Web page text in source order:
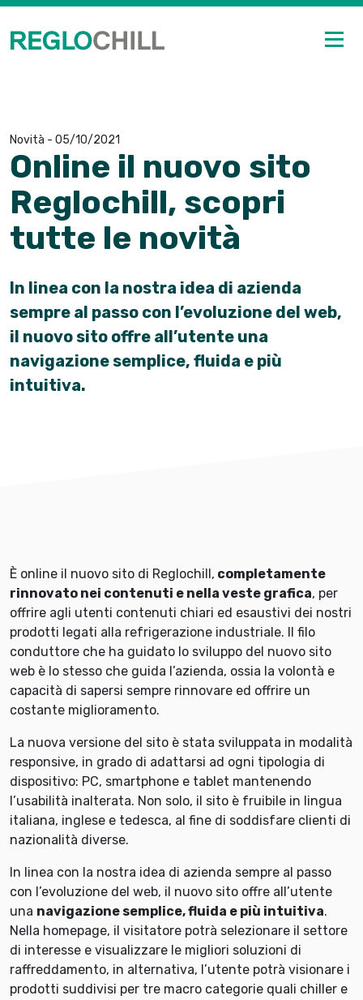
Novità - 05/10/2021
Online il nuovo sito
Reglochill, scopri
tutte le novità
In linea con la nostra idea di azienda
sempre al passo con l’evoluzione del web,
il nuovo sito offre all’utente una
navigazione semplice, fluida e più
intuitiva.
È online il nuovo sito di Reglochill, completamente
rinnovato nei contenuti e nella veste grafica, per
offrire agli utenti contenuti chiari ed esaustivi dei nostri
prodotti legati alla refrigerazione industriale. Il filo
conduttore che ha guidato lo sviluppo del nuovo sito
web è lo stesso che guida l’azienda, ossia la volontà e
capacità di sapersi sempre rinnovare ed offrire un
costante miglioramento.
La nuova versione del sito è stata sviluppata in modalità
responsive, in grado di adattarsi ad ogni tipologia di
dispositivo: PC, smartphone e tablet mantenendo
l’usabilità inalterata. Non solo, il sito è fruibile in lingua
italiana, inglese e tedesca, al fine di soddisfare clienti di
nazionalità diverse.
In linea con la nostra idea di azienda sempre al passo
con l’evoluzione del web, il nuovo sito offre all’utente
una navigazione semplice, fluida e più intuitiva.
Nella homepage, il visitatore potrà selezionare il settore
di interesse e visualizzare le migliori soluzioni di
raffreddamento, in alternativa, l’utente potrà visionare i
prodotti suddivisi per tre macro categorie quali chiller e